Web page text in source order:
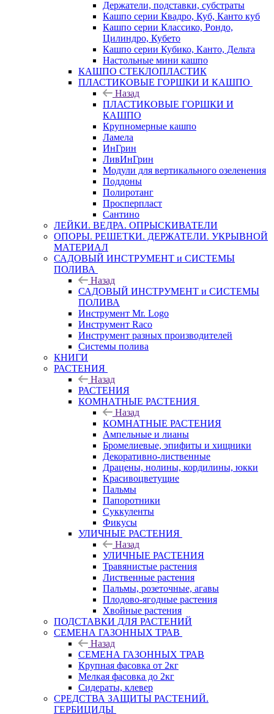
Держатели, подставки, субстраты
Кашпо серии Квадро, Куб, Канто куб
Кашпо серии Классико, Рондо,
Цилиндро, Кубето
Кашпо серии Кубико, Канто, Дельта
Настольные мини кашпо
КАШПО СТЕКЛОПЛАСТИК
ПЛАСТИКОВЫЕ ГОРШКИ И КАШПО
Назад
ПЛАСТИКОВЫЕ ГОРШКИ И
КАШПО
Крупномерные кашпо
Ламела
ИнГрин
ЛивИнГрин
Модули для вертикального озеленения
Поддоны
Полиротанг
Просперпласт
Сантино
ЛЕЙКИ. ВЕДРА. ОПРЫСКИВАТЕЛИ
ОПОРЫ. РЕШЕТКИ. ДЕРЖАТЕЛИ. УКРЫВНОЙ
МАТЕРИАЛ
САДОВЫЙ ИНСТРУМЕНТ и СИСТЕМЫ
ПОЛИВА
Назад
САДОВЫЙ ИНСТРУМЕНТ и СИСТЕМЫ
ПОЛИВА
Инструмент Mr. Logo
Инструмент Raco
Инструмент разных производителей
Системы полива
КНИГИ
РАСТЕНИЯ
Назад
РАСТЕНИЯ
КОМНАТНЫЕ РАСТЕНИЯ
Назад
КОМНАТНЫЕ РАСТЕНИЯ
Ампельные и лианы
Бромелиевые, эпифиты и хищники
Декоративно-лиственные
Драцены, нолины, кордилины, юкки
Красивоцветущие
Пальмы
Папоротники
Суккуленты
Фикусы
УЛИЧНЫЕ РАСТЕНИЯ
Назад
УЛИЧНЫЕ РАСТЕНИЯ
Травянистые растения
Лиственные растения
Пальмы, розеточные, агавы
Плодово-ягодные растения
Хвойные растения
ПОДСТАВКИ ДЛЯ РАСТЕНИЙ
СЕМЕНА ГАЗОННЫХ ТРАВ
Назад
СЕМЕНА ГАЗОННЫХ ТРАВ
Крупная фасовка от 2кг
Мелкая фасовка до 2кг
Сидераты, клевер
СРЕДСТВА ЗАЩИТЫ РАСТЕНИЙ.
ГЕРБИЦИДЫ